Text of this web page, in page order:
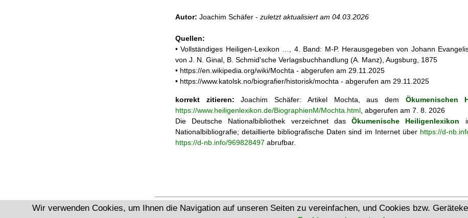
Autor: Joachim Schäfer - zuletzt aktualisiert am 04.03.2026
Quellen:
• Vollständiges Heiligen-Lexikon …, 4. Band: M-P. Herausgegeben von Johann
von J. N. Ginal, B. Schmid'sche Verlagsbuchhandlung (A. Manz), Augsburg, 1875
• https://en.wikipedia.org/wiki/Mochta - abgerufen am 29.11.2025
• https://www.katolsk.no/biografier/historisk/mochta - abgerufen am 29.11.2025
korrekt zitieren: Joachim Schäfer: Artikel Mochta, aus dem Ökumenischen
https://www.heiligenlexikon.de/BiographienM/Mochta.html , abgerufen am 7. 8. 2026
Die Deutsche Nationalbibliothek verzeichnet dasÖkumenische Heiligenlexikon
Nationalbibliografie; detaillierte bibliografische Daten sind im Internet über https://d-
https://d-nb.info/969828497 abrufbar.
Ökumenisches Heiligenlexikon
Wir verwenden Cookies, um Ihnen die Navigation auf unseren Seiten zu vereinfachen, und Cookies bzw.